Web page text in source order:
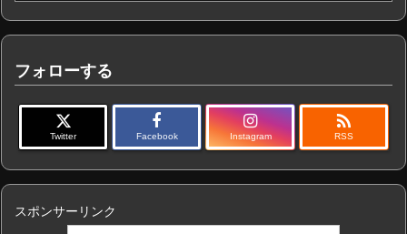
フォローする
Twitter Facebook Instagram

RSS
スポンサーリンク